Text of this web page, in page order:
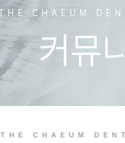
치료 전
THE CHAEUM